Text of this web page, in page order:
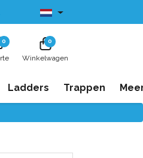
Leverbaar uit voorraad
0 0
Winkelwagen
Ladders Trappen